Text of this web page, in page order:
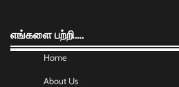
எங்களை பற்றி….
Home
About Us